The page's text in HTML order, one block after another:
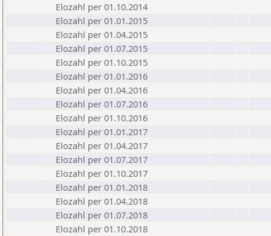
Elozahl per 01.10.2014
Elozahl per 01.01.2015
Elozahl per 01.04.2015
Elozahl per 01.07.2015
Elozahl per 01.10.2015
Elozahl per 01.01.2016
Elozahl per 01.04.2016
Elozahl per 01.07.2016
Elozahl per 01.10.2016
Elozahl per 01.01.2017
Elozahl per 01.04.2017
Elozahl per 01.07.2017
Elozahl per 01.10.2017
Elozahl per 01.01.2018
Elozahl per 01.04.2018
Elozahl per 01.07.2018
Elozahl per 01.10.2018